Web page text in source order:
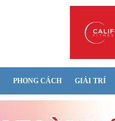
PHONG CÁCH GIẢI TRÍ